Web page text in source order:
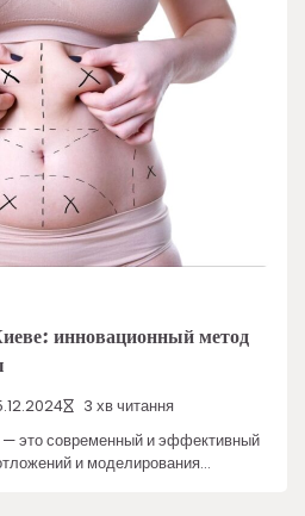
инновационный метод
3 хв читання
это современный и эффективный
и моделирования…